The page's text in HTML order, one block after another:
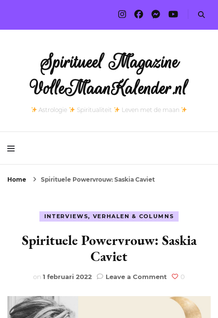
Spiritueel Magazine
VolleMaanKalender.nl
Astrologie Spiritualiteit Leven met de maan
Home Spirituele Powervrouw: Saskia Caviet
INTERVIEWS, VERHALEN & COLUMNS
Spirituele Powervrouw: Saskia
Caviet
on 1 februari 2022 Leave a Comment on
Powervrouw:
Saskia
Caviet
0